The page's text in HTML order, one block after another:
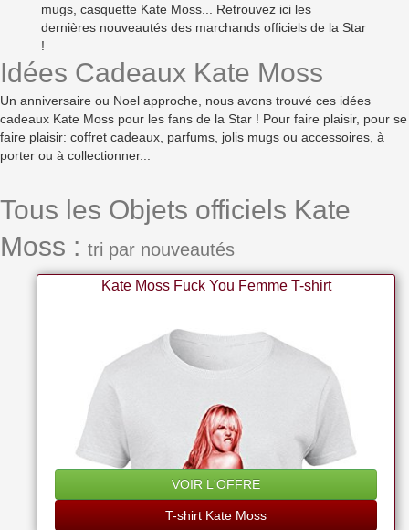
mugs, casquette Kate Moss... Retrouvez ici les
dernières nouveautés des marchands officiels de la Star
!
Idées Cadeaux Kate Moss
Un anniversaire ou Noel approche, nous avons trouvé ces idées
cadeaux Kate Moss pour les fans de la Star ! Pour faire plaisir, pour se
faire plaisir: coffret cadeaux, parfums, jolis mugs ou accessoires, à
porter ou à collectionner...
Tous les Objets officiels Kate
Moss : tri par nouveautés
Kate Moss Fuck You Femme T-shirt
VOIR L'OFFRE
T-shirt Kate Moss